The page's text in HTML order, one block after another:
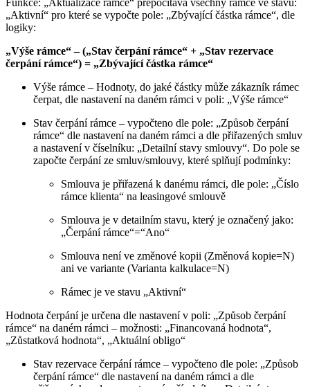
Funkce: „Aktualizace rámce“ přepočítává všechny rámce ve stavu:
„Aktivní“ pro které se vypočte pole: „Zbývající částka rámce“, dle
logiky:
„Výše rámce“ – („Stav čerpání rámce“ + „Stav rezervace
čerpání rámce“) = „Zbývající částka rámce“
Výše rámce – Hodnoty, do jaké částky může zákazník rámec
čerpat, dle nastavení na daném rámci v poli: „Výše rámce“
Stav čerpání rámce – vypočteno dle pole: „Způsob čerpání
rámce“ dle nastavení na daném rámci a dle přiřazených smluv
a nastavení v číselníku: „Detailní stavy smlouvy“. Do pole se
započte čerpání ze smluv/smlouvy, které splňují podmínky:
Smlouva je přiřazená k danému rámci, dle pole: „Číslo
rámce klienta“ na leasingové smlouvě
Smlouva je v detailním stavu, který je označený jako:
„Čerpání rámce“=“Ano“
Smlouva není ve změnové kopii (Změnová kopie=N)
ani ve variante (Varianta kalkulace=N)
Rámec je ve stavu „Aktivní“
Hodnota čerpání je určena dle nastavení v poli: „Způsob čerpání
rámce“ na daném rámci – možnosti: „Financovaná hodnota“,
„Zůstatková hodnota“, „Aktuální obligo“
Stav rezervace čerpání rámce – vypočteno dle pole: „Způsob
čerpání rámce“ dle nastavení na daném rámci a dle